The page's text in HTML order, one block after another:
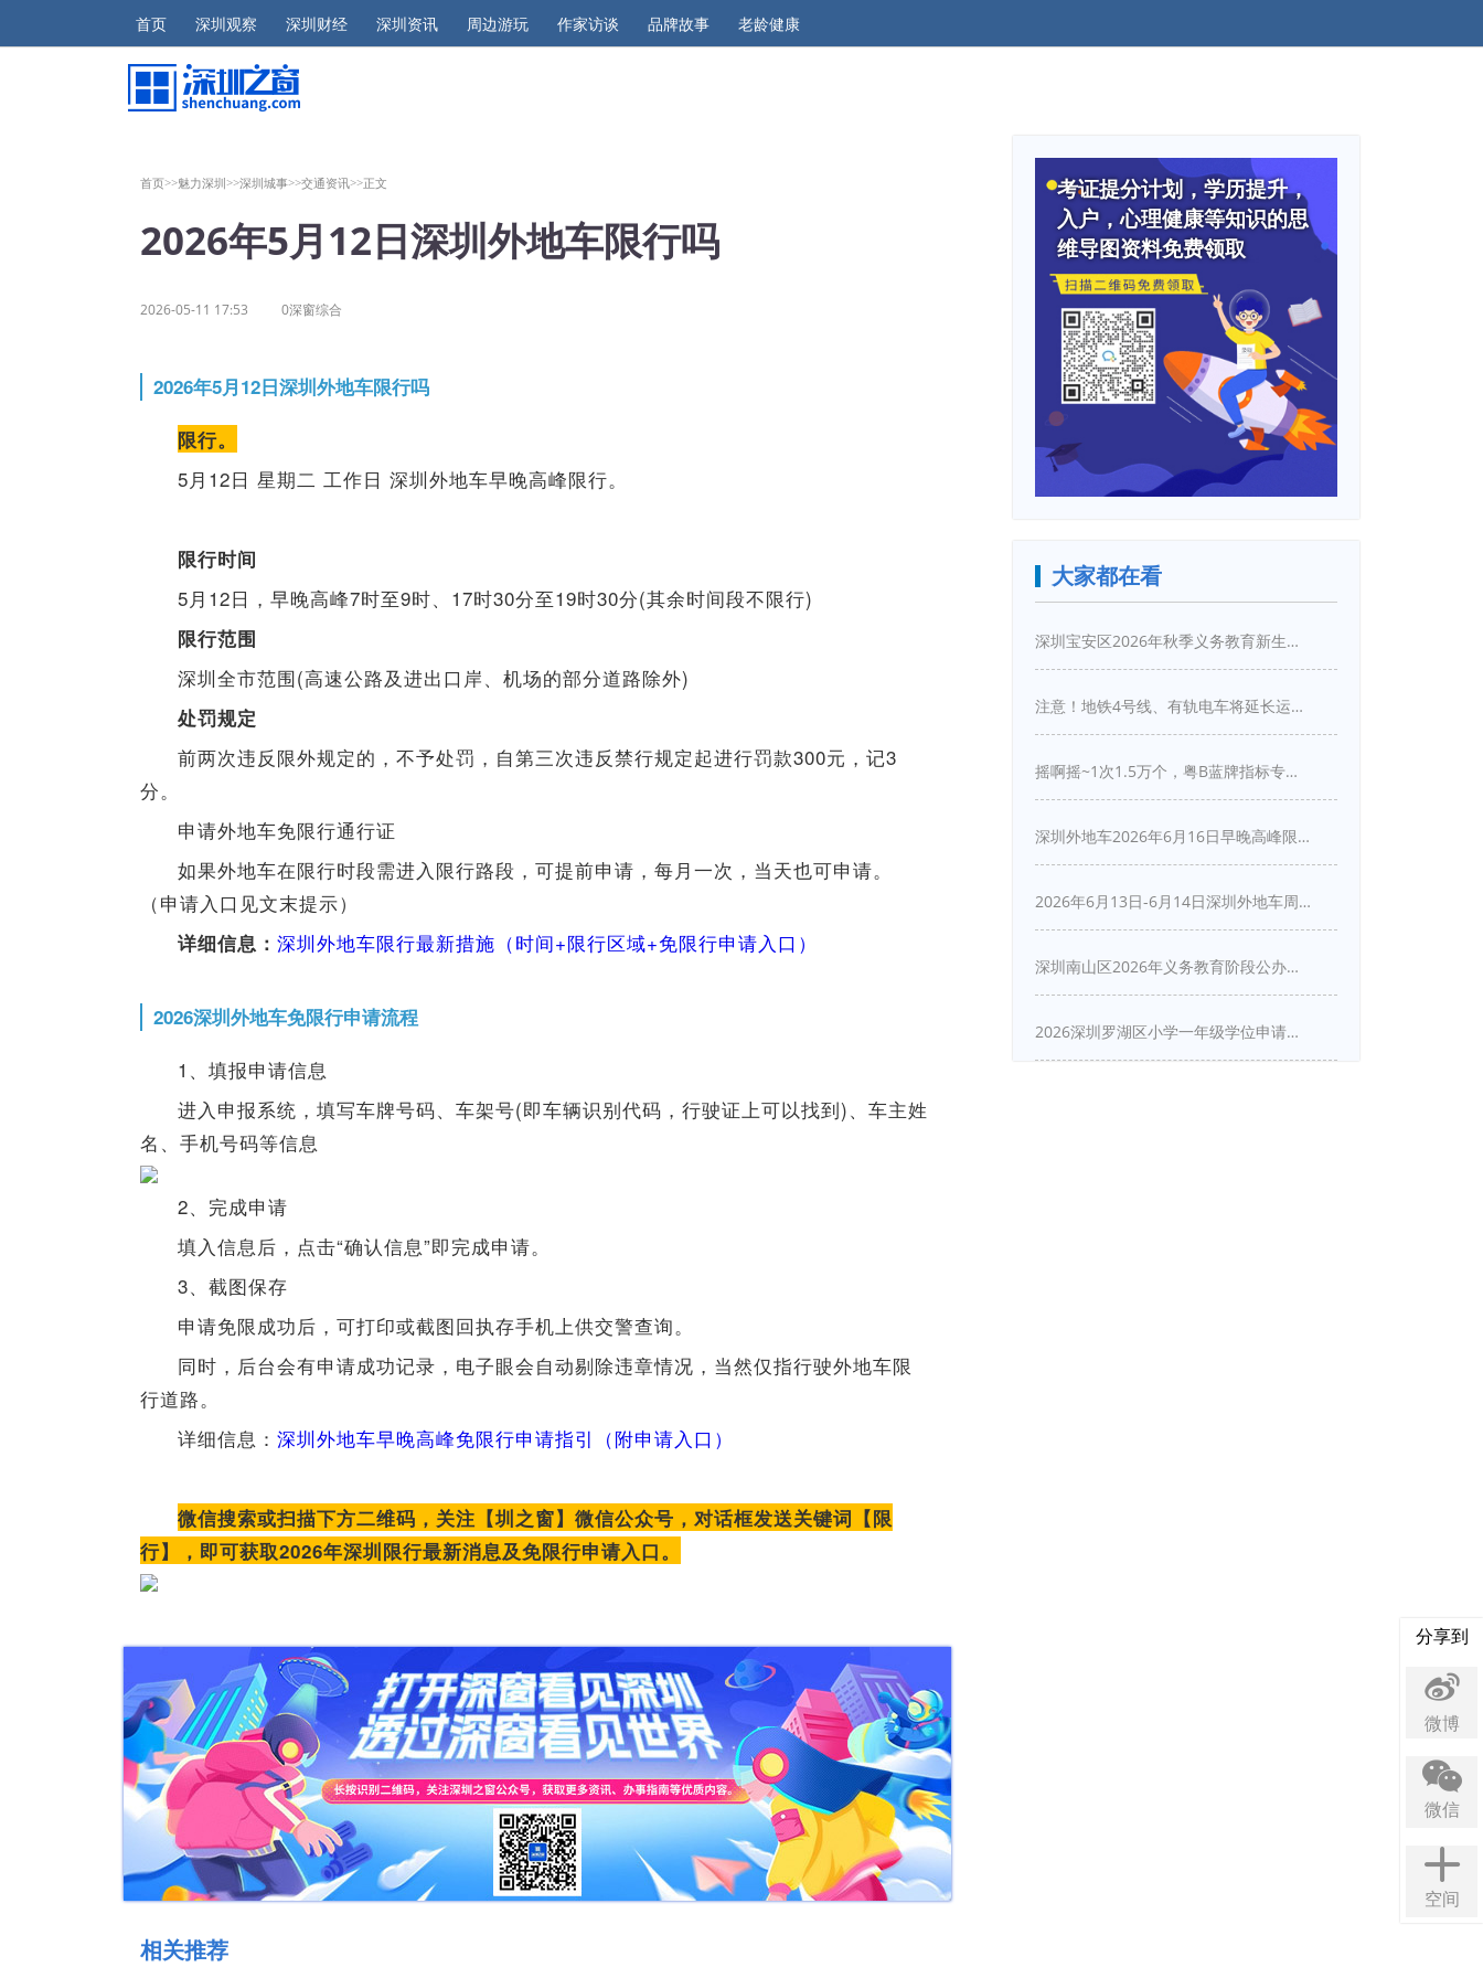
首页 深圳观察 深圳财经 深圳资讯 周边游玩 作家访谈 品牌故事 老龄健康
首页>>魅力深圳>>深圳城事>>交通资讯>>正文
2026年5月12日深圳外地车限行吗
2026-05-11 17:53 0深窗综合
2026年5月12日深圳外地车限行吗
限行。
5月12日 星期二 工作日 深圳外地车早晚高峰限行。
限行时间
5月12日，早晚高峰7时至9时、17时30分至19时30分(其余时间段不限行)
限行范围
深圳全市范围(高速公路及进出口岸、机场的部分道路除外)
处罚规定
前两次违反限外规定的，不予处罚，自第三次违反禁行规定起进行罚款300元，记3
分。
申请外地车免限行通行证
如果外地车在限行时段需进入限行路段，可提前申请，每月一次，当天也可申请。
（申请入口见文末提示）
详细信息： 深圳外地车限行最新措施（时间+限行区域+免限行申请入口）
2026深圳外地车免限行申请流程
1、填报申请信息
进入申报系统，填写车牌号码、车架号(即车辆识别代码，行驶证上可以找到)、车主姓
名、手机号码等信息
2、完成申请
填入信息后，点击“确认信息”即完成申请。
3、截图保存
申请免限成功后，可打印或截图回执存手机上供交警查询。
同时，后台会有申请成功记录，电子眼会自动剔除违章情况，当然仅指行驶外地车限
行道路。
详细信息： 深圳外地车早晚高峰免限行申请指引（附申请入口）
微信搜索或扫描下方二维码，关注【圳之窗】微信公众号，对话框发送关键词【限
行】，即可获取2026年深圳限行最新消息及免限行申请入口。
分享到
微博
微信
空间
相关推荐
考证提分计划，学历提升，
入户，心理健康等知识的思
维导图资料免费领取
大家都在看
深圳宝安区2026年秋季义务教育新生入学指引
注意！地铁4号线、有轨电车将延长运营服务！
摇啊摇~1次1.5万个，粤B蓝牌指标专项摇号又来啦！
深圳外地车2026年6月16日早晚高峰限行详情
2026年6月13日-6月14日深圳外地车周末限行吗
深圳南山区2026年义务教育阶段公办学校新生入学申请指南
2026深圳罗湖区小学一年级学位申请指南